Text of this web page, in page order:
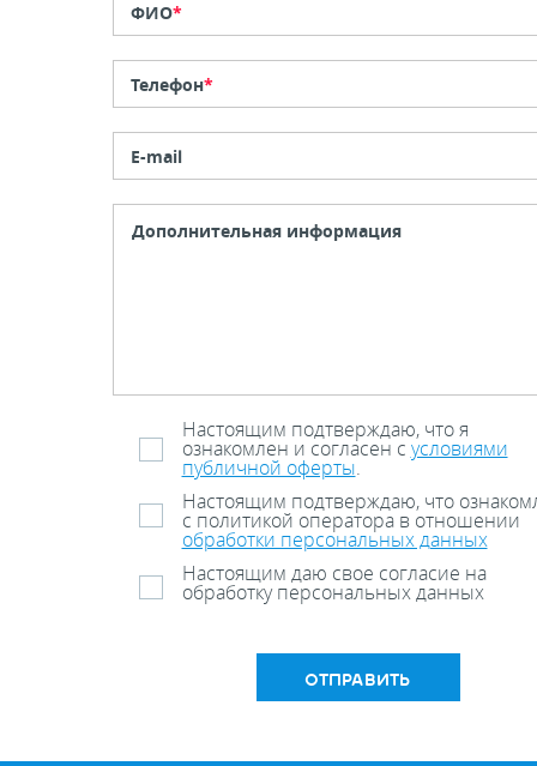
ФИО*
Телефон*
E-mail
Настоящим подтверждаю, что я
ознакомлен и согласен с условиями
публичной оферты.
Настоящим подтверждаю, что
с политикой оператора в отношении
обработки персональных данных
Настоящим даю свое согласие на
обработку персональных данных
ОТПРАВИТЬ